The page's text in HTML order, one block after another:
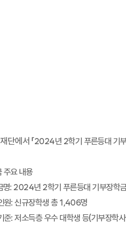
단에서 「2024년 2학기 푸른등대 기
주요 내용
명: 2024년 2학기 푸른등대 기부장학
원: 신규장학생 총 1,406명
준: 저소득층 우수 대학생 등(기부장학